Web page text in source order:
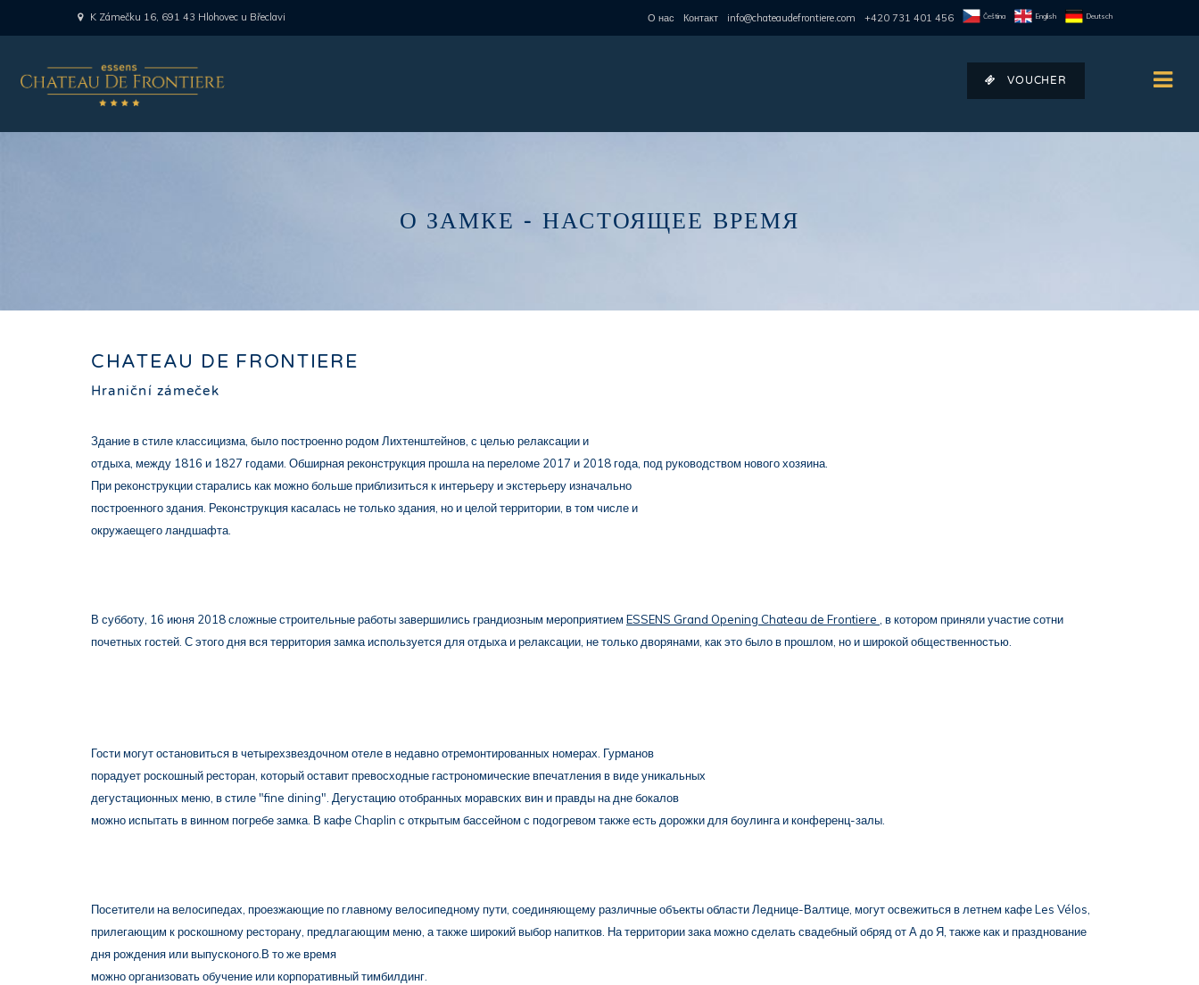
K Zámečku 16, 691 43 Hlohovec u Břeclavi О нас Контакт info@chateaudefrontiere.com +420 731 401 456 Čeština English Deutsch
VOUCHER
О ЗАМКЕ - НАСТОЯЩЕЕ ВРЕМЯ
CHATEAU DE FRONTIERE
Hraniční zámeček
Здание в стиле классицизма, было построенно родом Лихтенштейнов, с целью релаксации и
отдыха, между 1816 и 1827 годами. Обширная реконструкция прошла на переломе 2017 и 2018 года, под руководством нового хозяина.
При реконструкции старались как можно больше приблизиться к интерьеру и экстерьеру изначально
построенного здания. Реконструкция касалась не только здания, но и целой территории, в том числе и
окружаещего ландшафта.
В субботу, 16 июня 2018 сложные строительные работы завершились грандиозным мероприятием ESSENS Grand Opening Chateau de Frontiere
, в котором приняли участие сотни
почетных гостей. С этого дня вся территория замка используется для отдыха и релаксации, не только дворянами, как это было в прошлом, но и широкой общественностью.
Гости могут остановиться в четырехзвездочном отеле в недавно отремонтированных номерах. Гурманов
порадует роскошный ресторан, который оставит превосходные гастрономические впечатления в виде уникальных
дегустационных меню, в стиле "fine dining". Дегустацию отобранных моравских вин и правды на дне бокалов
можно испытать в винном погребе замка. В кафе Chaplin с открытым бассейном с подогревом также есть дорожки для боулинга и конференц-залы.
Посетители на велосипедах, проезжающие по главному велосипедному пути, соединяющему различные объекты области Леднице-Валтице, могут освежиться в летнем кафе Les Vélos,
прилегающим к роскошному ресторану, предлагающим меню, а также широкий выбор напитков. На территории зака можно сделать свадебный обряд от А до Я, также как и празднование
дня рождения или выпусконого.В то же время
можно организовать обучение или корпоративный тимбилдинг.